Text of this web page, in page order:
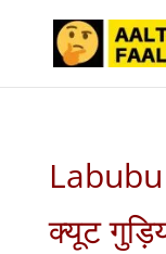
क्यूट